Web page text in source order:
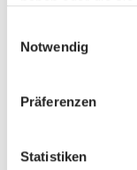
Notwendig
Präferenzen
Statistiken
die Vielzahl
Das Buch ist
Illustrationen.